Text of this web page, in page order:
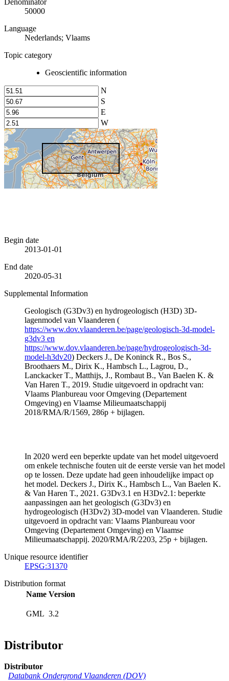
50000
Language
Nederlands; Vlaams
Topic category
Geoscientific information
N
S
E
W
Begin date
2013-01-01
End date
2020-05-31
Supplemental Information
Geologisch (G3Dv3) en hydrogeologisch (H3D) 3D-
lagenmodel van Vlaanderen (
https://www.dov.vlaanderen.be/page/geologisch-3d-model-
g3dv3 en
https://www.dov.vlaanderen.be/page/hydrogeologisch-3d-
model-h3dv20) Deckers J., De Koninck R., Bos S.,
Broothaers M., Dirix K., Hambsch L., Lagrou, D.,
Lanckacker T., Matthijs, J., Rombaut B., Van Baelen K. &
Van Haren T., 2019. Studie uitgevoerd in opdracht van:
Vlaams Planbureau voor Omgeving (Departement
Omgeving) en Vlaamse Milieumaatschappij
2018/RMA/R/1569, 286p + bijlagen.
In 2020 werd een beperkte update van het model uitgevoerd
om enkele technische fouten uit de eerste versie van het model
op te lossen. Deze update had geen inhoudelijke impact op
het model. Deckers J., Dirix K., Hambsch L., Van Baelen K.
& Van Haren T., 2021. G3Dv3.1 en H3Dv2.1: beperkte
aanpassingen aan het geologisch (G3Dv3) en
hydrogeologisch (H3Dv2) 3D-model van Vlaanderen. Studie
uitgevoerd in opdracht van: Vlaams Planbureau voor
Omgeving (Departement Omgeving) en Vlaamse
Milieumaatschappij. 2020/RMA/R/2203, 25p + bijlagen.
Unique resource identifier
EPSG:31370
Distribution format
Name Version
GML 3.2
Distributor
Distributor
Databank Ondergrond Vlaanderen (DOV)